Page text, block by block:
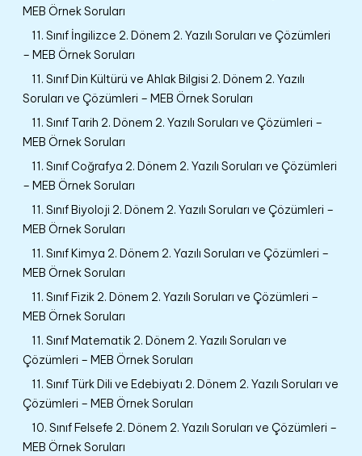
MEB Örnek Soruları
11. Sınıf İngilizce 2. Dönem 2. Yazılı Soruları ve Çözümleri
– MEB Örnek Soruları
11. Sınıf Din Kültürü ve Ahlak Bilgisi 2. Dönem 2. Yazılı
Soruları ve Çözümleri – MEB Örnek Soruları
11. Sınıf Tarih 2. Dönem 2. Yazılı Soruları ve Çözümleri –
MEB Örnek Soruları
11. Sınıf Coğrafya 2. Dönem 2. Yazılı Soruları ve Çözümleri
– MEB Örnek Soruları
11. Sınıf Biyoloji 2. Dönem 2. Yazılı Soruları ve Çözümleri –
MEB Örnek Soruları
11. Sınıf Kimya 2. Dönem 2. Yazılı Soruları ve Çözümleri –
MEB Örnek Soruları
11. Sınıf Fizik 2. Dönem 2. Yazılı Soruları ve Çözümleri –
MEB Örnek Soruları
11. Sınıf Matematik 2. Dönem 2. Yazılı Soruları ve
Çözümleri – MEB Örnek Soruları
11. Sınıf Türk Dili ve Edebiyatı 2. Dönem 2. Yazılı Soruları ve
Çözümleri – MEB Örnek Soruları
10. Sınıf Felsefe 2. Dönem 2. Yazılı Soruları ve Çözümleri –
MEB Örnek Soruları